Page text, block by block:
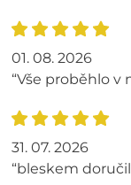
01. 08. 2026
“Vše proběhlo v
31. 07. 2026
“bleskem